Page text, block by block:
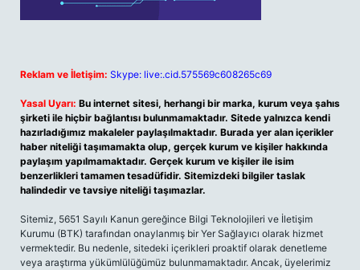
Reklam ve İletişim: Skype: live:.cid.575569c608265c69
Yasal Uyarı: Bu internet sitesi, herhangi bir marka, kurum veya şahıs
şirketi ile hiçbir bağlantısı bulunmamaktadır. Sitede yalnızca kendi
hazırladığımız makaleler paylaşılmaktadır. Burada yer alan içerikler
haber niteliği taşımamakta olup, gerçek kurum ve kişiler hakkında
paylaşım yapılmamaktadır. Gerçek kurum ve kişiler ile isim
benzerlikleri tamamen tesadüfidir. Sitemizdeki bilgiler taslak
halindedir ve tavsiye niteliği taşımazlar.
Sitemiz, 5651 Sayılı Kanun gereğince Bilgi Teknolojileri ve İletişim
Kurumu (BTK) tarafından onaylanmış bir Yer Sağlayıcı olarak hizmet
vermektedir. Bu nedenle, sitedeki içerikleri proaktif olarak denetleme
veya araştırma yükümlülüğümüz bulunmamaktadır. Ancak, üyelerimiz